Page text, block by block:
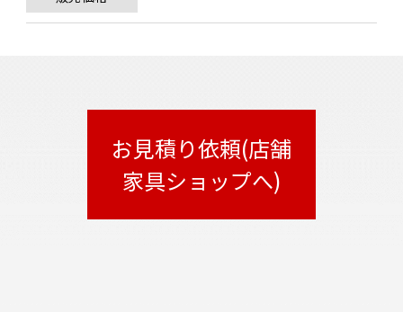
お見積り依頼(店舗
家具ショップへ)